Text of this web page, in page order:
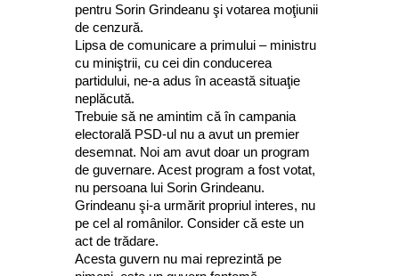
pentru Sorin Grindeanu şi votarea moţiunii
de cenzură.
Lipsa de comunicare a primului – ministru
cu miniştrii, cu cei din conducerea
partidului, ne-a adus în această situaţie
neplăcută.
Trebuie să ne amintim că în campania
electorală PSD-ul nu a avut un premier
desemnat. Noi am avut doar un program
de guvernare. Acest program a fost votat,
nu persoana lui Sorin Grindeanu.
Grindeanu şi-a urmărit propriul interes, nu
pe cel al românilor. Consider că este un
act de trădare.
Acesta guvern nu mai reprezintă pe